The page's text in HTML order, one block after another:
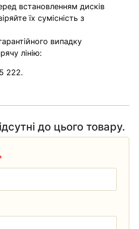
встановленням дисків
їх сумісність з
випадку
лінію:
222.
до цього товару.